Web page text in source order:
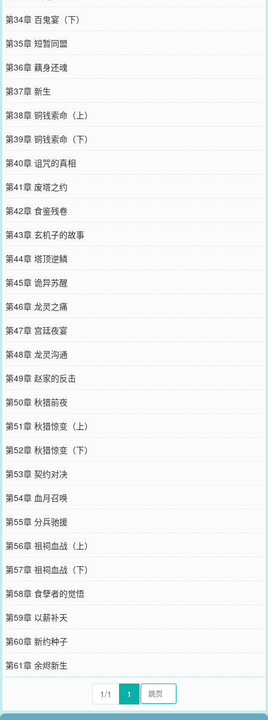
第34章 百鬼宴（下）
第35章 短暂同盟
第36章 藕身还魂
第37章 新生
第38章 铜钱索命（上）
第39章 铜钱索命（下）
第40章 诅咒的真相
第41章 废塔之约
第42章 食鉴残卷
第43章 玄机子的故事
第44章 塔顶逆鳞
第45章 诡异苏醒
第46章 龙灵之痛
第47章 宫廷夜宴
第48章 龙灵沟通
第49章 赵家的反击
第50章 秋猎前夜
第51章 秋猎惊变（上）
第52章 秋猎惊变（下）
第53章 契约对决
第54章 血月召唤
第55章 分兵驰援
第56章 祖祠血战（上）
第57章 祖祠血战（下）
第58章 食孽者的觉悟
第59章 以薪补天
第60章 新约种子
第61章 余烬新生
1/1 1